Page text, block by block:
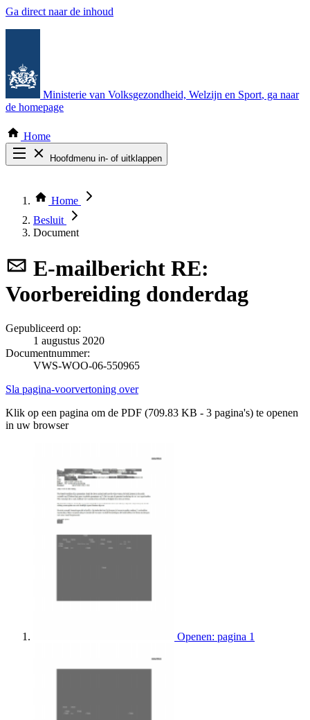
Ga direct naar de inhoud
Ministerie van Volksgezondheid, Welzijn en Sport, ga naar
de homepage
Home
Hoofdmenu in- of uitklappen
Thema COVID-19
Bekijk per bestuursorgaan
Home
Besluit
Document
E-mailbericht RE:
Voorbereiding donderdag
Gepubliceerd op:
1 augustus 2020
Documentnummer:
VWS-WOO-06-550965
Sla pagina-voorvertoning over
Klik op een pagina om de PDF (709.83 KB - 3 pagina's) te openen
in uw browser
Openen: pagina 1